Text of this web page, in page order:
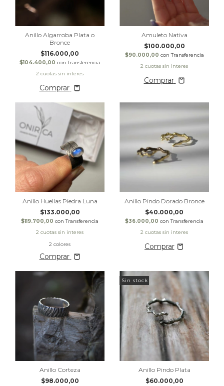
Anillo Algarroba Plata o
Bronce
$116.000,00
$104.400,00 con Transferencia
Comprar
Amuleto Nativa
$100.000,00
$90.000,00 con Transferencia
Comprar
Anillo Huellas Piedra Luna
$133.000,00
$119.700,00 con Transferencia
2 colores
Comprar
Anillo Pindo Dorado Bronce
$40.000,00
$36.000,00 con Transferencia
Anillo Corteza
$98.000,00
Sin stock
Anillo Pindo Plata
$60.000,00